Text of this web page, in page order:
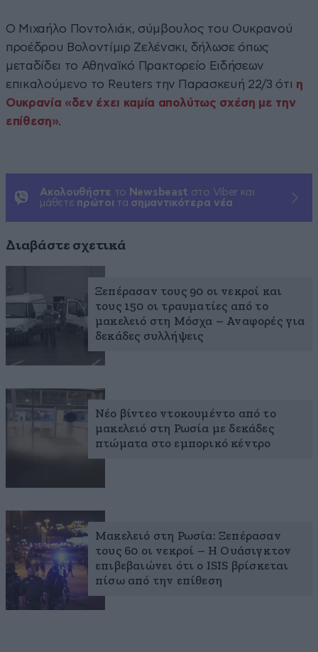
Ο Μιχαήλο Ποντολιάκ, σύμβουλος του Ουκρανού
προέδρου Βολοντίμιρ Ζελένσκι, δήλωσε όπως
μεταδίδει το Αθηναϊκό Πρακτορείο Ειδήσεων
επικαλούμενο το Reuters την Παρασκευή 22/3 ότι η
Ουκρανία «δεν έχει καμία απολύτως σχέση με την
επίθεση».
Ακολουθήστε το Newsbeast στο Viber και
μάθετε πρώτοι τα σημαντικότερα νέα
Διαβάστε σχετικά
Ξεπέρασαν τους 90 οι νεκροί και
τους 150 οι τραυματίες από το
μακελειό στη Μόσχα – Αναφορές για
δεκάδες συλλήψεις
Νέο βίντεο ντοκουμέντο από το
μακελειό στη Ρωσία με δεκάδες
πτώματα στο εμπορικό κέντρο
Μακελειό στη Ρωσία: Ξεπέρασαν
τους 60 οι νεκροί – Η Ουάσιγκτον
επιβεβαιώνει ότι ο ISIS βρίσκεται
πίσω από την επίθεση